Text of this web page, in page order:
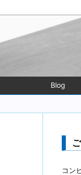
Blog
コン